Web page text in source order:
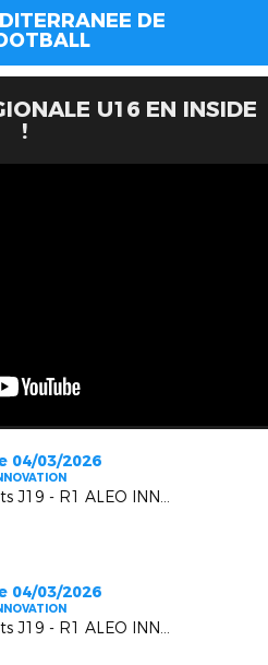
DE
U16 EN INSIDE
!
04/03/2026
Highlights J19 - R1 ALEO INNOVATION | Six Fours Le Brusc VS RC Pays de Grasse 2
04/03/2026
Highlights J19 - R1 ALEO INNOVATION | Luynes S VS US Carqueiranne Crau